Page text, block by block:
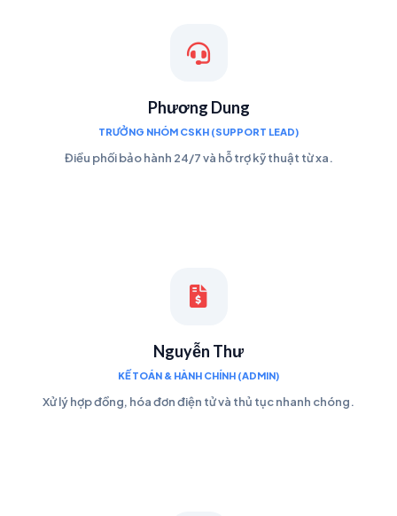
Phương Dung
TRƯỞNG NHÓM CSKH (SUPPORT LEAD)
Điều phối bảo hành 24/7 và hỗ trợ kỹ thuật từ xa.
Nguyễn Thư
KẾ TOÁN & HÀNH CHÍNH (ADMIN)
Xử lý hợp đồng, hóa đơn điện tử và thủ tục nhanh chóng.